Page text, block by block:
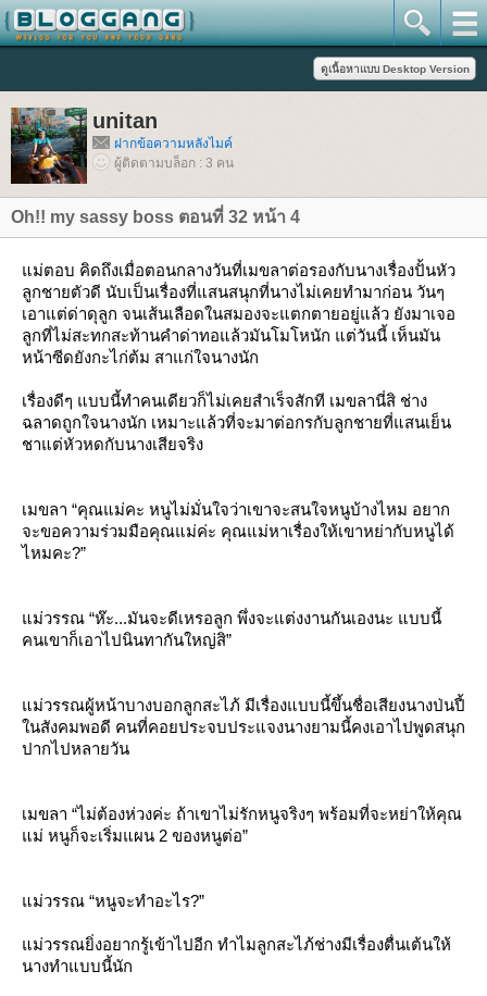
unitan
ฝากข้อความหลังไมค์
ผู้ติดตามบล็อก : 3 คน
Oh!! my sassy boss ตอนที่ 32 หน้า 4
ม่ตอบ คิดถึงเมื่อตอนกลางวันที่เมขลาต่อรองกับนางเรื่องปั้นหัว
ลูกชายตัวดี นับเป็นเรื่องที่แสนสนุกที่นางไม่เคยทำมาก่อน วันๆ
เอาแต่ด่าดุลูก จนเส้นเลือดในสมองจะแตกตายอยู่แล้ว ยังมาเจอ
ลูกที่ไม่สะทกสะท้านคำด่าทอแล้วมันโมโหนัก แต่วันนี้ เห็นมัน
หน้าซีดยังกะไก่ต้ม สาแก่ใจนางนัก
เรื่องดีๆ แบบนี้ทำคนเดียวก็ไม่เคยสำเร็จสักที เมขลานี่สิ ช่าง
ฉลาดถูกใจนางนัก เหมาะแล้วที่จะมาต่อกรกับลูกชายที่แสนเย็น
ชาแต่หัวหดกับนางเสียจริง
เมขลา “คุณแม่คะ หนูไม่มั่นใจว่าเขาจะสนใจหนูบ้างไหม อยาก
จะขอความร่วมมือคุณแม่ค่ะ คุณแม่หาเรื่องให้เขาหย่ากับหนูได้
ไหมคะ?”
ม่วรรณ “ห๊ะ...มันจะดีเหรอลูก พึ่งจะแต่งงานกันเองนะ แบบนี้
คนเขาก็เอาไปนินทากันใหญ่สิ”
ม่วรรณผู้หน้าบางบอกลูกสะไภ้ มีเรื่องแบบนี้ขึ้นชื่อเสียงนางป่นปี้
นสังคมพอดี คนที่คอยประจบประแจงนางยามนี้คงเอาไปพูดสนุก
ปากไปหลายวัน
เมขลา “ไม่ต้องห่วงค่ะ ถ้าเขาไม่รักหนูจริงๆ พร้อมที่จะหย่าให้คุณ
ม่ หนูก็จะเริ่มแผน 2 ของหนูต่อ”
ม่วรรณ “หนูจะทำอะไร?”
ม่วรรณยิ่งอยากรู้เข้าไปอีก ทำไมลูกสะไภ้ช่างมีเรื่องตื่นเต้นให้
นางทำแบบนี้นัก